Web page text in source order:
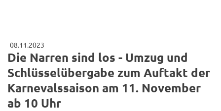
08.11.2023
Die Narren sind los - Umzug und
Schlüsselübergabe zum Auftakt der
Karnevalssaison am 11. November
ab 10 Uhr